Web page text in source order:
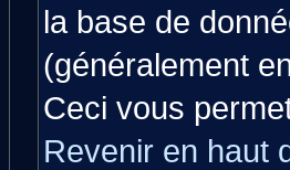
la base de
(généralement
Ceci vous
Revenir en haut